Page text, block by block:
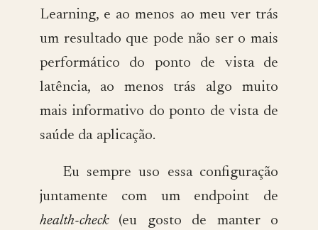
Learning, e ao menos ao meu ver trás
um resultado que pode não ser o mais
performático do ponto de vista de
latência, ao menos trás algo muito
mais informativo do ponto de vista de
saúde da aplicação.
Eu sempre uso essa configuração
juntamente com um endpoint de
health-check(eu gosto de manter o